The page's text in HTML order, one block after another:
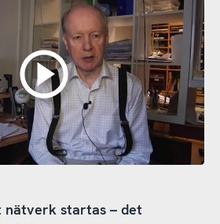
nätverk startas – det